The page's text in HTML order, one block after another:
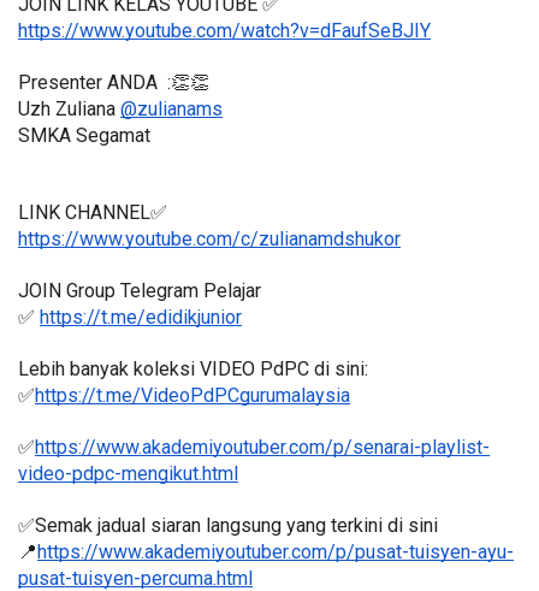
https://www.youtube.com/watch?v=dFaufSeBJIY
Presenter ANDA  :👏👏
Uzh Zuliana @zulianams
SMKA Segamat
LINK CHANNEL✅
https://www.youtube.com/c/zulianamdshukor
JOIN Group Telegram Pelajar
✅ https://t.me/edidikjunior
Lebih banyak koleksi VIDEO PdPC di sini:
✅https://t.me/VideoPdPCgurumalaysia
✅https://www.akademiyoutuber.com/p/senarai-playlist-
video-pdpc-mengikut.html
✅Semak jadual siaran langsung yang terkini di sini
📍https://www.akademiyoutuber.com/p/pusat-tuisyen-ayu-
pusat-tuisyen-percuma.html